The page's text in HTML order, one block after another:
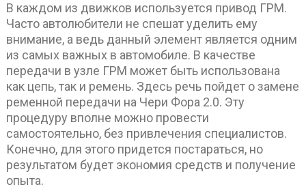
В каждом из движков используется привод ГРМ.
Часто автолюбители не спешат уделить ему
внимание, а ведь данный элемент является одним
из самых важных в автомобиле. В качестве
передачи в узле ГРМ может быть использована
как цепь, так и ремень. Здесь речь пойдет о замене
ременной передачи на Чери Фора 2.0. Эту
процедуру вполне можно провести
самостоятельно, без привлечения специалистов.
Конечно, для этого придется постараться, но
результатом будет экономия средств и получение
опыта.